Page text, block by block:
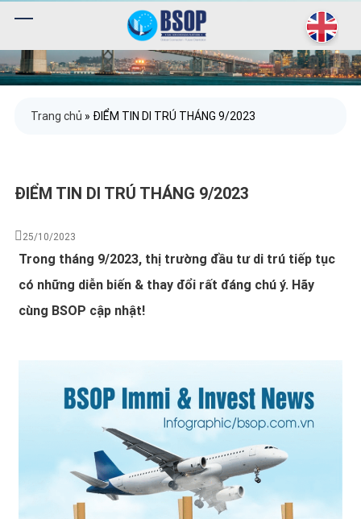
Trang chủ » ĐIỂM TIN DI TRÚ THÁNG 9/2023
ĐIỂM TIN DI TRÚ THÁNG 9/2023
25/10/2023
Trong tháng 9/2023, thị trường đầu tư di trú tiếp tục
có những diễn biến & thay đổi rất đáng chú ý. Hãy
cùng BSOP cập nhật!